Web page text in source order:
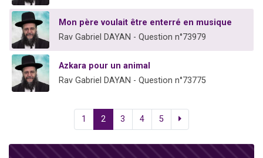
Mon père voulait être enterré en musique
Rav Gabriel DAYAN - Question n°73979
Azkara pour un animal
Rav Gabriel DAYAN - Question n°73775
1 2 3 4 5